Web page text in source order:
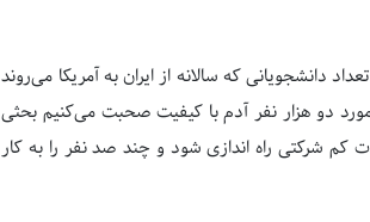
دانشجویانی که سالانه از ایران به آمریکا می‌روند
دو هزار نفر آدم با کیفیت صحبت می‌کنیم بحثی
کم شرکتی راه اندازی شود و چند صد نفر را به کار